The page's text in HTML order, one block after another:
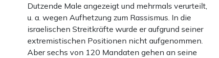
Dutzende Male angezeigt und mehrmals verurteilt,
u. a. wegen Aufhetzung zum Rassismus. In die
israelischen Streitkräfte wurde er aufgrund seiner
extremistischen Positionen nicht aufgenommen.
Aber sechs von 120 Mandaten gehen an seine